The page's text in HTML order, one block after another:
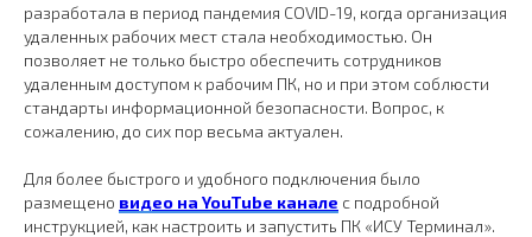
разработала в период пандемия COVID-19, когда организация
удаленных рабочих мест стала необходимостью. Он
позволяет не только быстро обеспечить сотрудников
удаленным доступом к рабочим ПК, но и при этом соблюсти
стандарты информационной безопасности. Вопрос, к
сожалению, до сих пор весьма актуален.
Для более быстрого и удобного подключения было
размещено видео на YouTube канале с подробной
инструкцией, как настроить и запустить ПК «ИСУ Терминал».